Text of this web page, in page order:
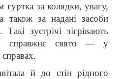
гуртка за колядки, увагу,
також за надані засоби
зустрічі зігрівають
справжнє свято — у
й до стін рідного